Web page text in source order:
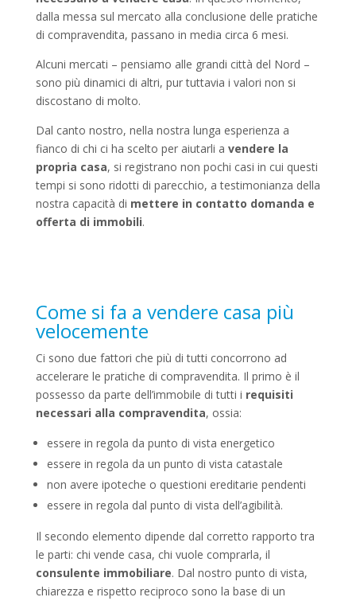
dalla messa sul mercato alla conclusione delle pratiche
di compravendita, passano in media circa 6 mesi.
Alcuni mercati – pensiamo alle grandi città del Nord –
sono più dinamici di altri, pur tuttavia i valori non si
discostano di molto.
Dal canto nostro, nella nostra lunga esperienza a
fianco di chi ci ha scelto per aiutarli a vendere la
propria casa, si registrano non pochi casi in cui questi
tempi si sono ridotti di parecchio, a testimonianza della
nostra capacità di mettere in contatto domanda e
offerta di immobili.
Come si fa a vendere casa più
velocemente
Ci sono due fattori che più di tutti concorrono ad
accelerare le pratiche di compravendita. Il primo è il
possesso da parte dell’immobile di tutti i requisiti
necessari alla compravendita, ossia:
essere in regola da punto di vista energetico
essere in regola da un punto di vista catastale
non avere ipoteche o questioni ereditarie pendenti
essere in regola dal punto di vista dell’agibilità.
Il secondo elemento dipende dal corretto rapporto tra
le parti: chi vende casa, chi vuole comprarla, il
consulente immobiliare. Dal nostro punto di vista,
chiarezza e rispetto reciproco sono la base di un